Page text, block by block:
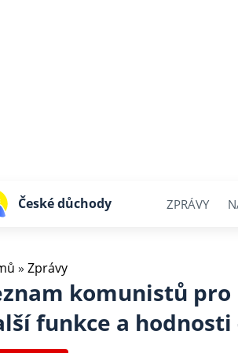
České důchody ZPRÁVY
» Zprávy
komunistů
funkce a hodnosti